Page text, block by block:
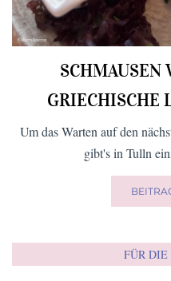
GRIECHISCHE
Um das Warten auf den
gibt's in Tulln
FÜR